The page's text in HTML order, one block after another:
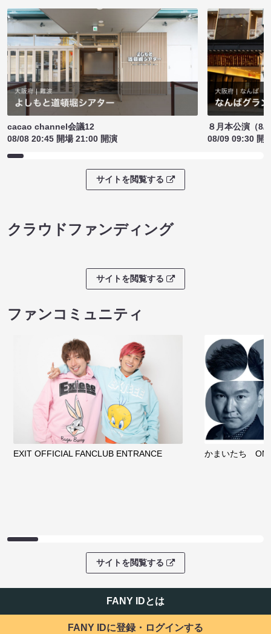
cacao channel会議12
08/08 20:45 開場 21:00 開演
８月本公演（8/
08/09 09:30 開
サイトを閲覧する
クラウドファンディング
サイトを閲覧する
ファンコミュニティ
EXIT OFFICIAL FANCLUB ENTRANCE かまいたち
サイトを閲覧する
FANY IDとは
FANY IDに登録・ログインする